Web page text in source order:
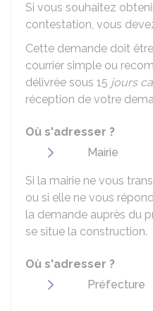
Si vous souhaitez
contestation, vous
Cette demande doit
courrier simple ou
délivrée sous 15 jours
réception de votre
Où s'adresser ?
Mairie
Si la mairie ne vous
ou si elle ne vous
la demande auprès du
se situe la construction.
Où s'adresser ?
Préfecture